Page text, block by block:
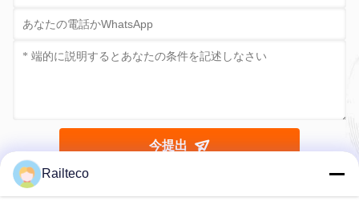
今提出
Railteco